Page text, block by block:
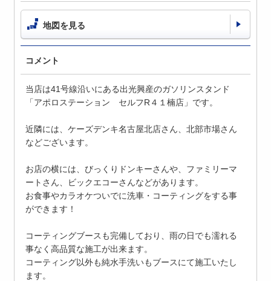
地図を見る
コメント
当店は41号線沿いにある出光興産のガソリンスタンド
「アポロステーション セルフR４１楠店」です。
近隣には、ケーズデンキ名古屋北店さん、北部市場さん
などございます。
お店の横には、びっくりドンキーさんや、ファミリーマ
ートさん、ビックエコーさんなどがあります。
お食事やカラオケついでに洗車・コーティングをする事
ができます！
コーティングブースも完備しており、雨の日でも濡れる
事なく高品質な施工が出来ます。
コーティング以外も純水手洗いもブースにて施工いたし
ます。